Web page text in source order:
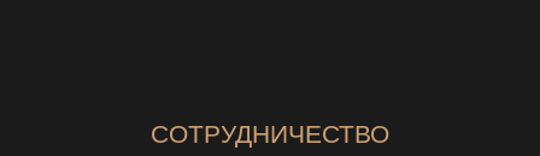
СОТРУДНИЧЕСТВО